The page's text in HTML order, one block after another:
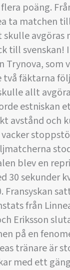
poäng.
ta matchen
skulle avgöras
till svenskan!
Trynova, som
fäktarna
allt
estniskan
avstånd och
blev en
30 sekunder
från
Eriksson
på en
tränare är
med ett